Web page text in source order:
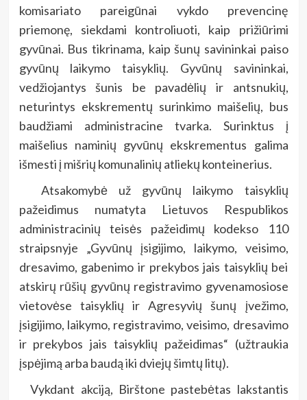
komisariato pareigūnai vykdo prevencinę
priemonę, siekdami kontroliuoti, kaip prižiūrimi
gyvūnai. Bus tikrinama, kaip šunų savininkai paiso
gyvūnų laikymo taisyklių. Gyvūnų savininkai,
vedžiojantys šunis be pavadėlių ir antsnukių,
neturintys ekskrementų surinkimo maišelių, bus
baudžiami administracine tvarka. Surinktus į
maišelius naminių gyvūnų ekskrementus galima
išmesti į mišrių komunalinių atliekų konteinerius.
Atsakomybė už gyvūnų laikymo taisyklių
pažeidimus numatyta Lietuvos Respublikos
administracinių teisės pažeidimų kodekso 110
straipsnyje „Gyvūnų įsigijimo, laikymo, veisimo,
dresavimo, gabenimo ir prekybos jais taisyklių bei
atskirų rūšių gyvūnų registravimo gyvenamosiose
vietovėse taisyklių ir Agresyvių šunų įvežimo,
įsigijimo, laikymo, registravimo, veisimo, dresavimo
ir prekybos jais taisyklių pažeidimas“ (užtraukia
įspėjimą arba baudą iki dviejų šimtų litų).
Vykdant akciją, Birštone pastebėtas lakstantis